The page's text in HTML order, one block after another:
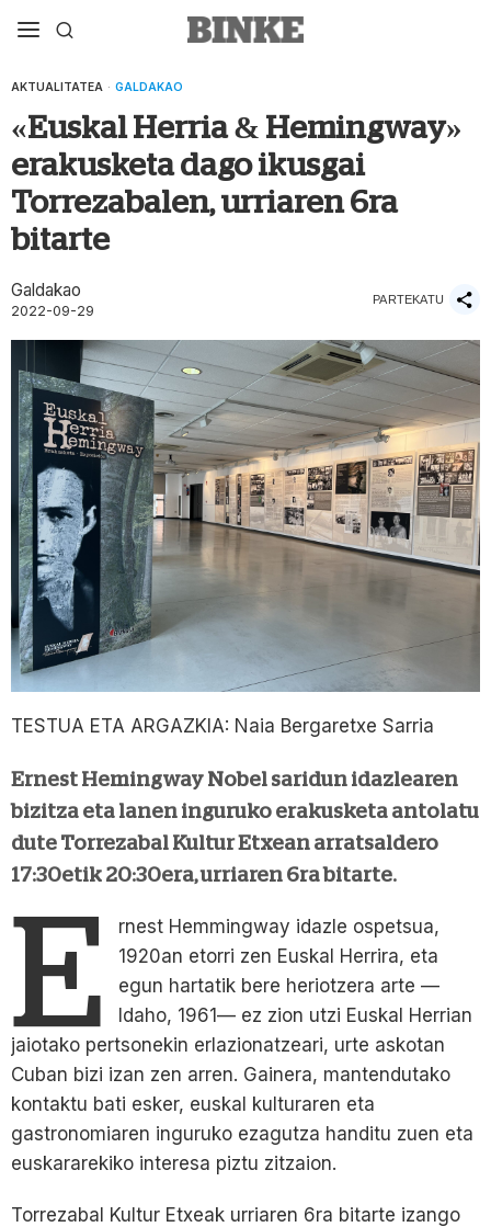
AKTUALITATEA · GALDAKAO
«Euskal Herria & Hemingway»
erakusketa dago ikusgai
Torrezabalen, urriaren 6ra
bitarte
Galdakao
2022-09-29
PARTEKATU
TESTUA ETA ARGAZKIA: Naia Bergaretxe Sarria
Ernest Hemingway Nobel saridun idazlearen
bizitza eta lanen inguruko erakusketa antolatu
dute Torrezabal Kultur Etxean arratsaldero
17:30etik 20:30era, urriaren 6ra bitarte.
E
rnest Hemmingway idazle ospetsua,
1920an etorri zen Euskal Herrira, eta
egun hartatik bere heriotzera arte —
Idaho, 1961— ez zion utzi Euskal Herrian
jaiotako pertsonekin erlazionatzeari, urte askotan
Cuban bizi izan zen arren. Gainera, mantendutako
kontaktu bati esker, euskal kulturaren eta
gastronomiaren inguruko ezagutza handitu zuen eta
euskararekiko interesa piztu zitzaion.
Torrezabal Kultur Etxeak urriaren 6ra bitarte izango